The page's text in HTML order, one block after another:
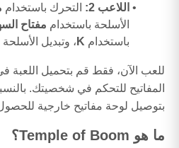
اللاعب 2:
التحرك باستخدام
الأسلحة باستخدام مفتاح
باستخدام K ، وتبديل
للعب الآن، فقط قم بتحميل
المفاتيح للتحكم في شخصيتك.
بتوصيل لوحة مفاتيح خارجية
ما هو Temple of Boom؟